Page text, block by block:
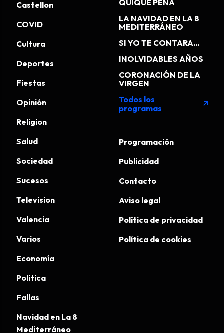
Castellon
COVID
Cultura
Deportes
Fiestas
Opinión
Religion
Salud
Sociedad
Sucesos
Television
Valencia
Varios
Economía
Politica
Fallas
Navidad en La 8
Mediterráneo
QUIQUE PEÑA
LA NAVIDAD EN LA 8
MEDITERRÁNEO
SI YO TE CONTARA...
INOLVIDABLES AÑOS
CORONACIÓN DE LA
VIRGEN
Todos los
programas
arrow_outward
Programación
Publicidad
Contacto
Aviso legal
Política de privacidad
Política de cookies